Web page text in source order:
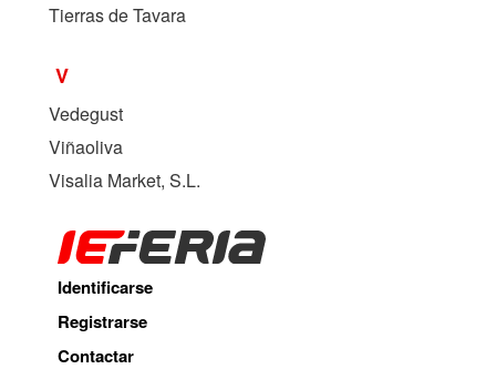
Tierras de Tavara
V
Vedegust
Viñaoliva
Visalia Market, S.L.
Identificarse
Registrarse
Contactar